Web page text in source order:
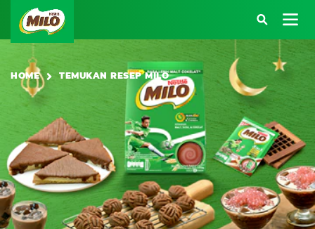
Main navigation
Atau kunjungi halaman berikut:
SARAPAN BERENERGI
BEKAL BERENERGI
KREASI RESEP
HOME TEMUKAN RESEP MILO